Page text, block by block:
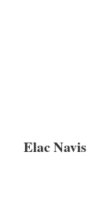
Elac Navis